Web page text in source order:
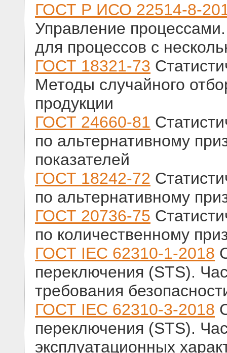
ГОСТ Р ИСО 22514-8-
Управление
для процессов с
ГОСТ 18321-73
Методы случайного
продукции
ГОСТ 24660-81
по альтернативному
показателей
ГОСТ 18242-72
по альтернативному
ГОСТ 20736-75
по количественному
ГОСТ IEC 62310-1-2018
переключения (STS).
требования
ГОСТ IEC 62310-3-2018
переключения (STS).
эксплуатационных